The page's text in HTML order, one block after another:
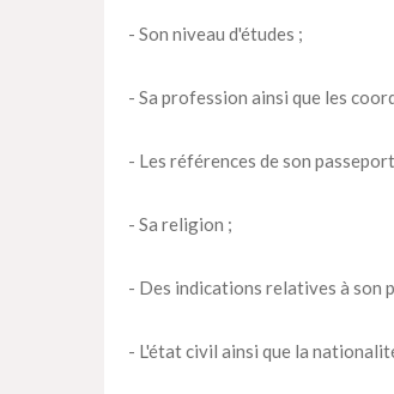
- Son niveau d'études ;
- Sa profession ainsi que les
- Les références de son
- Sa religion ;
- Des indications relatives à son
- L'état civil ainsi que la